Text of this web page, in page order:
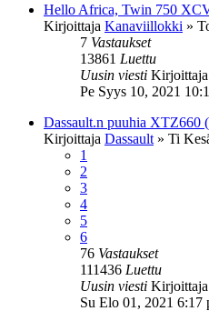
Hello Africa, Twin 750
Kirjoittaja Kanaviillokki »
7 Vastaukset
13861 Luettu
Uusin viesti Kirjoittaja
Pe Syys 10, 2021
Dassault.n puuhia XTZ660
Kirjoittaja Dassault » Ti
1
2
3
4
5
6
76 Vastaukset
111436 Luettu
Uusin viesti Kirjoittaja
Su Elo 01, 2021 6:17